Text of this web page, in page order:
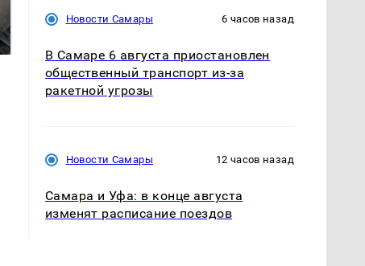
никто не ждал: как
готовую еду из
Новости Самары 6 часов назад
В Самаре 6 августа приостановлен
общественный транспорт из-за
ракетной угрозы
Новости Самары 12 часов назад
Самара и Уфа: в конце августа
изменят расписание поездов